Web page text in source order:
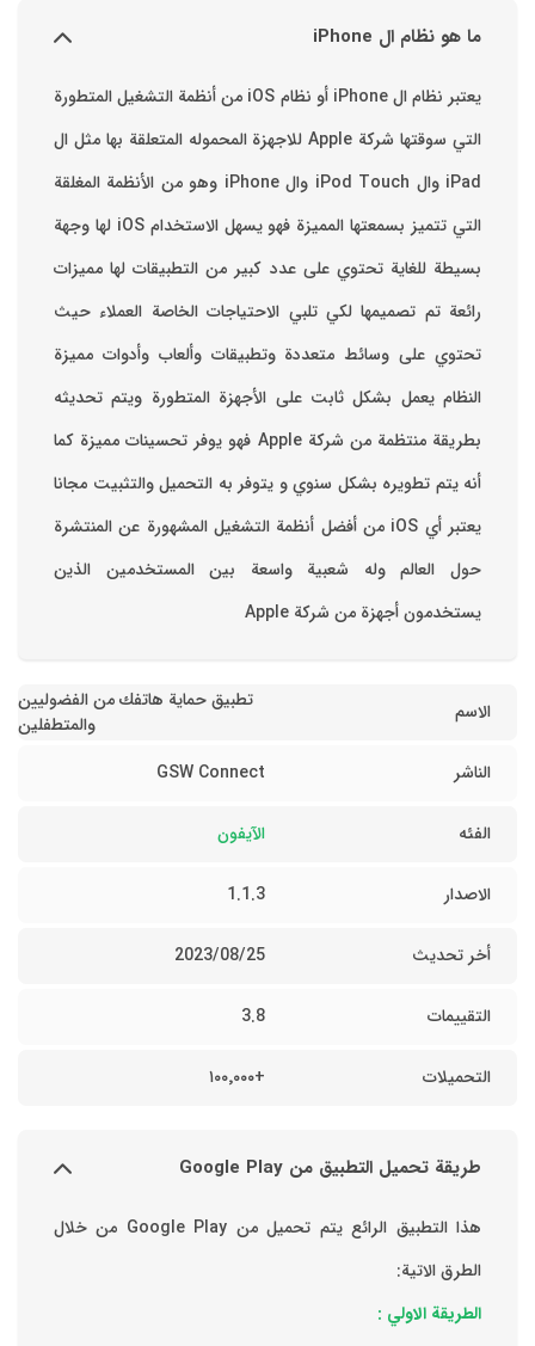
ما هو نظام ال iPhone
يعتبر نظام ال iPhone أو نظام iOS من أنظمة التشغيل المتطورة
التي سوقتها شركة Apple للاجهزة المحموله المتعلقة بها مثل ال
iPad وال iPod Touch وال iPhone وهو من الأنظمة المغلقة
التي تتميز بسمعتها المميزة فهو يسهل الاستخدام ‏iOS لها وجهة
بسيطة للغاية تحتوي على عدد كبير من التطبيقات لها مميزات
رائعة تم تصميمها لكي تلبي الاحتياجات الخاصة العملاء حيث
تحتوي على وسائط متعددة وتطبيقات وألعاب وأدوات مميزة
‏النظام يعمل بشكل ثابت على الأجهزة المتطورة ويتم تحديثه
بطريقة منتظمة من شركة Apple فهو يوفر تحسينات مميزة كما
أنه يتم تطويره بشكل سنوي و يتوفر به التحميل والتثبيت مجانا
‏يعتبر أي iOS من أفضل أنظمة التشغيل المشهورة عن المنتشرة
حول العالم وله شعبية واسعة بين المستخدمين الذين
يستخدمون أجهزة من شركة Apple
الاسم
تطبيق حماية هاتفك من الفضوليين
والمتطفلين
الناشر
GSW Connect
الفئه الآيفون
الاصدار 1.1.3
أخر تحديث 25‏/08‏/2023
التقييمات 3.8
التحميلات +١٠٠٬٠٠٠
طريقة تحميل التطبيق من Google Play
هذا التطبيق الرائع يتم تحميل من Google Play من خلال
الطرق الاتية:
الطريقة الاولي :